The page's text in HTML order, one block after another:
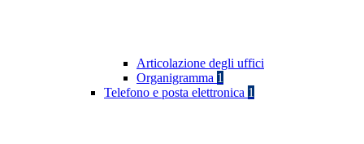
Articolazione degli uffici
Organigramma 1
Telefono e posta elettronica 1